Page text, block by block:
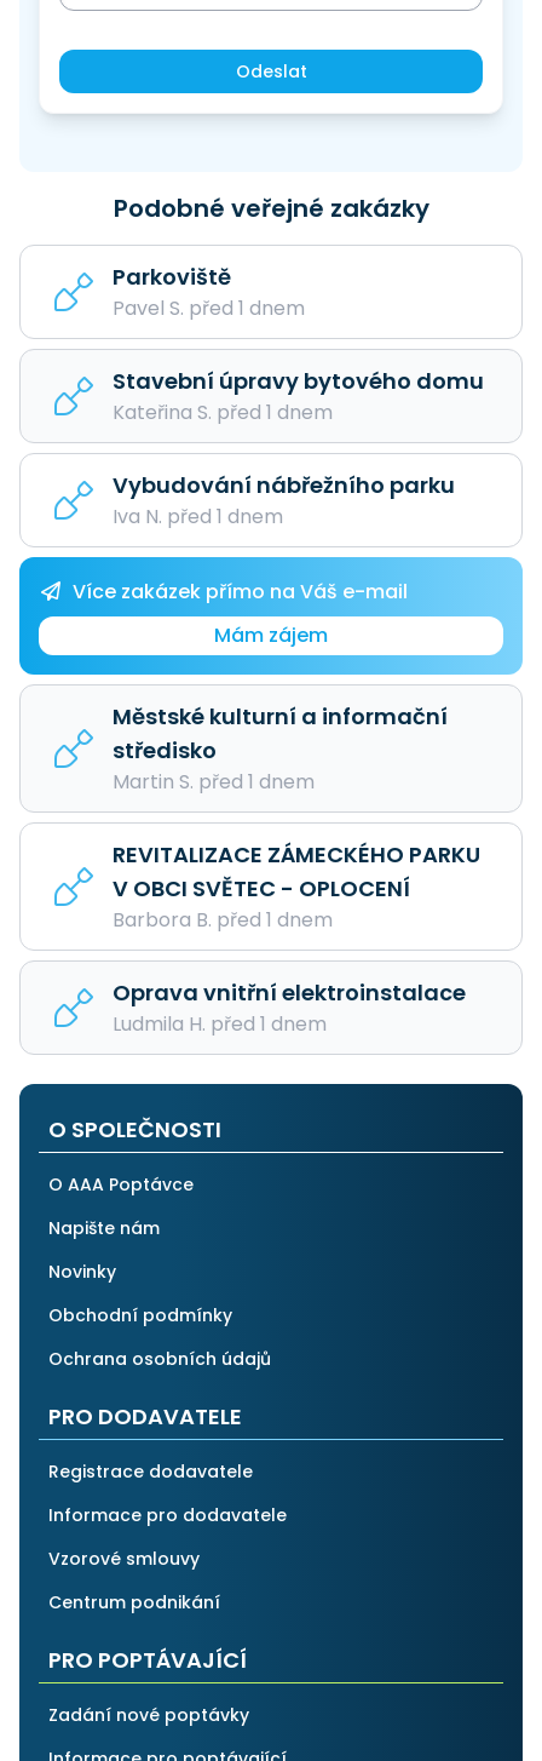
Odeslat
Podobné veřejné zakázky
Parkoviště
Pavel S. před 1 dnem
Stavební úpravy bytového domu
Kateřina S. před 1 dnem
Vybudování nábřežního parku
Iva N. před 1 dnem
Více zakázek přímo na Váš e-mail
Mám zájem
Městské kulturní a informační
středisko
Martin S. před 1 dnem
REVITALIZACE ZÁMECKÉHO PARKU
V OBCI SVĚTEC - OPLOCENÍ
Barbora B. před 1 dnem
Oprava vnitřní elektroinstalace
Ludmila H. před 1 dnem
O SPOLEČNOSTI
O AAA Poptávce
Napište nám
Novinky
Obchodní podmínky
Ochrana osobních údajů
PRO DODAVATELE
Registrace dodavatele
Informace pro dodavatele
Vzorové smlouvy
Centrum podnikání
PRO POPTÁVAJÍCÍ
Zadání nové poptávky